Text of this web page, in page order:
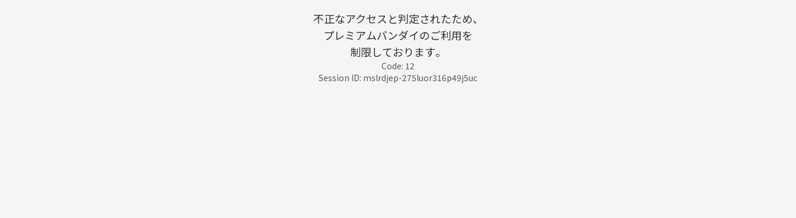
不正なアクセスと判定されたため、
プレミアムバンダイのご利用を
制限しております。
Code: 12
Session ID: mslrdjep-275luor316p49j5uc